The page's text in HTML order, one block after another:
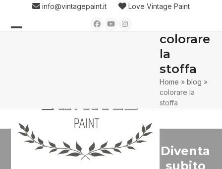
content
info@vintagepaint.it Love Vintage Paint
Facebook
YouTubeInstagram
colorare
la
stoffa
Home »blog »
colorare la
stoffa
Diventa
subito